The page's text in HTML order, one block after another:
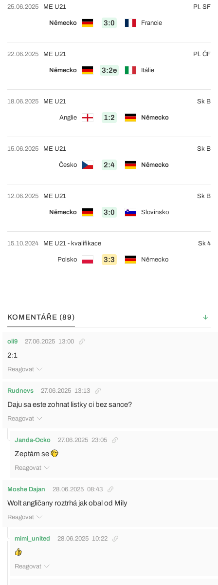
25.06.2025
Německo 3:0 Francie
ME U21 Pl. SF
22.06.2025
Německo 3:2e Itálie
ME U21 Pl. ČF
18.06.2025
Anglie 1:2 Německo
ME U21 Sk B
15.06.2025
Česko 2:4 Německo
ME U21 Sk B
12.06.2025
Německo 3:0 Slovinsko
ME U21 Sk B
15.10.2024
Polsko 3:3 Německo
ME U21 - kvalifikace Sk 4
KOMENTÁŘE (89)
oli9 27.06.2025 13:00
2:1
Reagovat
Rudnevs 27.06.2025 13:13
Daju sa este zohnat listky ci bez sance?
Reagovat
Janda-Ocko 27.06.2025 23:05
Zeptám se
Reagovat
Moshe Dajan 28.06.2025 08:43
Wolt angličany roztrhá jak obal od Mily
Reagovat
mimi_united 28.06.2025 10:22
Reagovat